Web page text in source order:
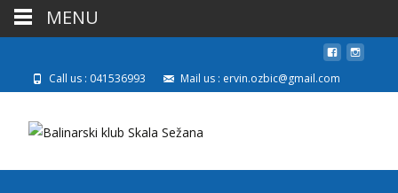
Call us : 041536993 Mail us : ervin.ozbic@gmail.com
MENU